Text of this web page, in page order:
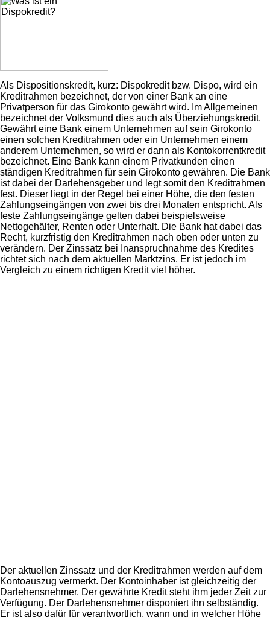
Als Dispositionskredit, kurz: Dispokredit bzw. Dispo, wird ein
Kreditrahmen bezeichnet, der von einer Bank an eine
Privatperson für das Girokonto gewährt wird. Im Allgemeinen
bezeichnet der Volksmund dies auch als Überziehungskredit.
Gewährt eine Bank einem Unternehmen auf sein Girokonto
einen solchen Kreditrahmen oder ein Unternehmen einem
anderem Unternehmen, so wird er dann als Kontokorrentkredit
bezeichnet. Eine Bank kann einem Privatkunden einen
ständigen Kreditrahmen für sein Girokonto gewähren. Die Bank
ist dabei der Darlehensgeber und legt somit den Kreditrahmen
fest. Dieser liegt in der Regel bei einer Höhe, die den festen
Zahlungseingängen von zwei bis drei Monaten entspricht. Als
feste Zahlungseingänge gelten dabei beispielsweise
Nettogehälter, Renten oder Unterhalt. Die Bank hat dabei das
Recht, kurzfristig den Kreditrahmen nach oben oder unten zu
verändern. Der Zinssatz bei Inanspruchnahme des Kredites
richtet sich nach dem aktuellen Marktzins. Er ist jedoch im
Vergleich zu einem richtigen Kredit viel höher.
Der aktuellen Zinssatz und der Kreditrahmen werden auf dem
Kontoauszug vermerkt. Der Kontoinhaber ist gleichzeitig der
Darlehensnehmer. Der gewährte Kredit steht ihm jeder Zeit zur
Verfügung. Der Darlehensnehmer disponiert ihn selbständig.
Er ist also dafür für verantwortlich, wann und in welcher Höhe